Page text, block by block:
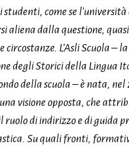
come se l’università
aliena dalla questione,
circostanze. L’Asli Scuola – la
degli Storici della Lingua
della scuola – è nata, nel
visione opposta, che
ruolo di indirizzo e di guida
Su quali fronti,